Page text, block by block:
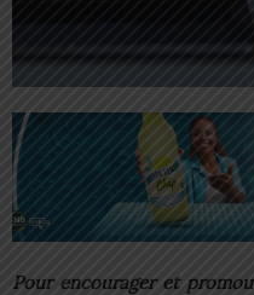
Pour encourager et